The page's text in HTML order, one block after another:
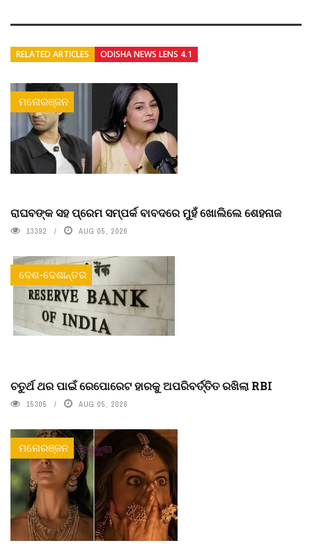
RELATED ARTICLES ODISHA NEWS LENS 4.1
ମନୋରଞ୍ଜନ
ରାଘବଙ୍କ ସହ ପ୍ରେମ ସମ୍ପର୍କ ବାବଦରେ ମୁହଁ ଖୋଲିଲେ ଶେହନାଜ
13392 AUG 05, 2026
ଦେଶ-ଦେଶାନ୍ତର
ଚତୁର୍ଥ ଥର ପାଇଁ ରେପୋରେଟ ହାରକୁ ଅପରିବର୍ତ୍ତିତ ରଖିଲା RBI
15305 AUG 05, 2026
ମନୋରଞ୍ଜନ